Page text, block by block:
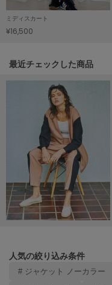
HOKA ONEONE
ホカ オネオネ
KEEN
キーン
le coq sportif
ルコックスポルティフ
LeSportsac
LILY BROWN
ミディスカート
¥16,500
関連記事
最近チェックした商品
人気の絞り込み条件
# ジャケット ノーカラー